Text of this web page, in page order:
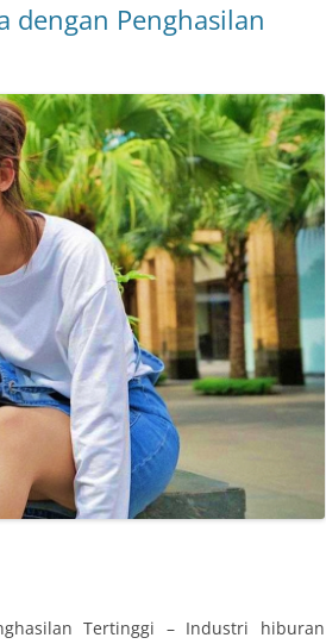
dengan Penghasilan
Tertinggi – Industri hiburan